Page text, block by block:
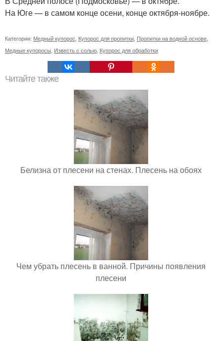
На Юге — в самом конце осени, конце октября-ноябре.
Категории: Медный купорос Купорос для пропитки Пропитки на водной основе
Медные купоросы Известь с солью Купорос для обработки
Читайте также
Белизна от плесени на стенах. Плесень на обоях
Чем убрать плесень в ванной. Причины появления
плесени